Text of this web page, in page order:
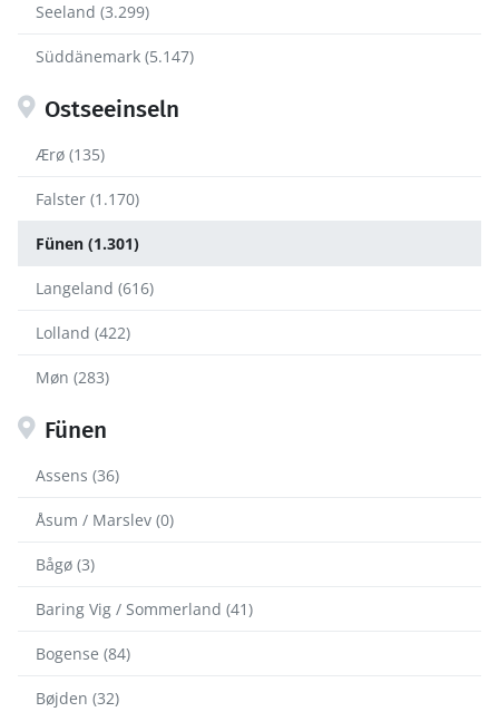
Seeland (3.299)
Süddänemark (5.147)
Ostseeinseln
Ærø (135)
Falster (1.170)
Fünen (1.301)
Langeland (616)
Lolland (422)
Møn (283)
Fünen
Assens (36)
Åsum / Marslev (0)
Bågø (3)
Baring Vig / Sommerland (41)
Bogense (84)
Bøjden (32)